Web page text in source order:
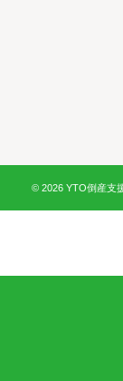
© 2026 YTO倒産支